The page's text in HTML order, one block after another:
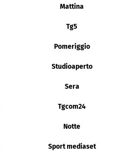
Mattina
Tg5
Pomeriggio
Studioaperto
Sera
Tgcom24
Notte
Sport mediaset